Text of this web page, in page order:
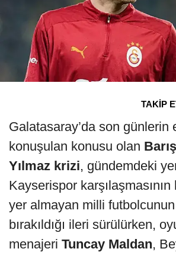
TAKİP
Galatasaray’da son günlerin
konuşulan konusu olan
Yılmaz krizi, gündemdeki
Kayserispor
yer almayan milli futbolcunun
bırakıldığı ileri sürülürken,
menajeri Tuncay Maldan,